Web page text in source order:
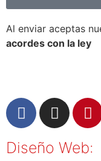
Al enviar aceptas
acordes con la ley
Diseño Web: